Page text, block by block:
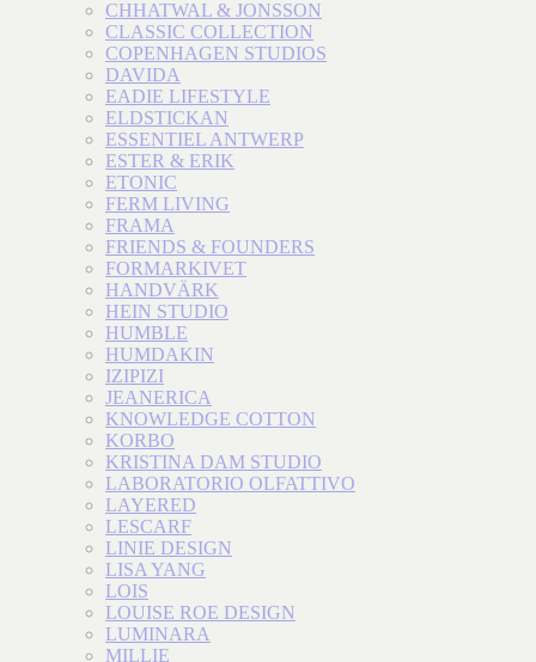
CHHATWAL & JONSSON
CLASSIC COLLECTION
COPENHAGEN STUDIOS
DAVIDA
EADIE LIFESTYLE
ELDSTICKAN
ESSENTIEL ANTWERP
ESTER & ERIK
ETONIC
FERM LIVING
FRAMA
FRIENDS & FOUNDERS
FORMARKIVET
HANDVÄRK
HEIN STUDIO
HUMBLE
HUMDAKIN
IZIPIZI
JEANERICA
KNOWLEDGE COTTON
KORBO
KRISTINA DAM STUDIO
LABORATORIO OLFATTIVO
LAYERED
LESCARF
LINIE DESIGN
LISA YANG
LOIS
LOUISE ROE DESIGN
LUMINARA
MILLIE